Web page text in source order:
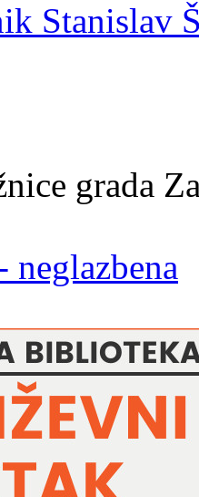
Stanislav
grada
neglazbena